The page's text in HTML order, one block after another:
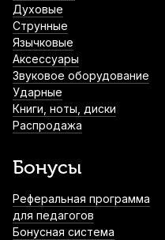
Духовые
Струнные
Язычковые
Аксессуары
Звуковое оборудование
Ударные
Книги, ноты, диски
Распродажа
Бонусы
Реферальная программа
для педагогов
Бонусная система